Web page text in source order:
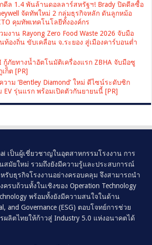
ดีล 1.4 พันล้านดอลลาร์สหรัฐฯ! Brady ปิดดีลซื้อ
จัดทัพใหม่ 2 กลุ่มธุรกิจหลัก ดันลูกหม้อ
คุมทัพเทคโนโลยีทั้งองค์กร
งาน Rayong Zero Food Waste 2026 จับมือ
องถิ่น ขับเคลื่อน จ.ระยอง สู่เมืองคาร์บอนต่ำ
ภัยทางน้ำอัตโนมัติเครื่องแรก ZBHA จับมือซู
ก็ต [PR]
าม ‘Bentley Diamond’ ใหม่ ดีไซน์ระดับซิก
EV รุ่นแรก พร้อมเปิดตัวกันยายนนี้ [PR]
เป็นผู้เชี่ยวชาญในอุตสาหกรรมโรงงาน การ
สมัยใหม่ รวมถึงยังมีความรู้และประสบการณ์
รับธุรกิจโรงงานอย่างครอบคลุม จึงสามารถนำ
ครบถ้วนทั้งในเชิงของ Operation Technology
พร้อมทั้งยังมีความสนใจในด้าน
and Governance (ESG) ตอบโจทย์การช่วย
ผลิตไทยให้ก้าวสู่ Industry 5.0 แห่งอนาคตได้